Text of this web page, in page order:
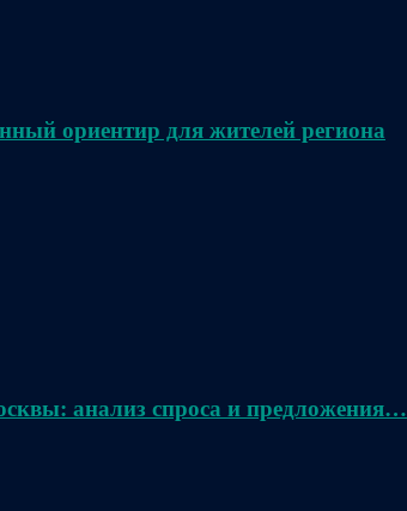
ориентир для жителей региона
анализ спроса и предложения…